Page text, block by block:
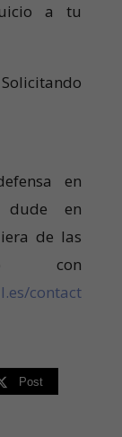
a tu
en
dude en
de las
con
contact
Post